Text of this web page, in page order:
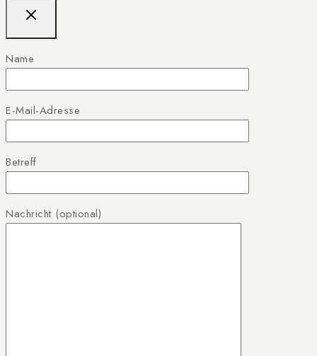
Name
E-Mail-Adresse
Betreff
Nachricht (optional)